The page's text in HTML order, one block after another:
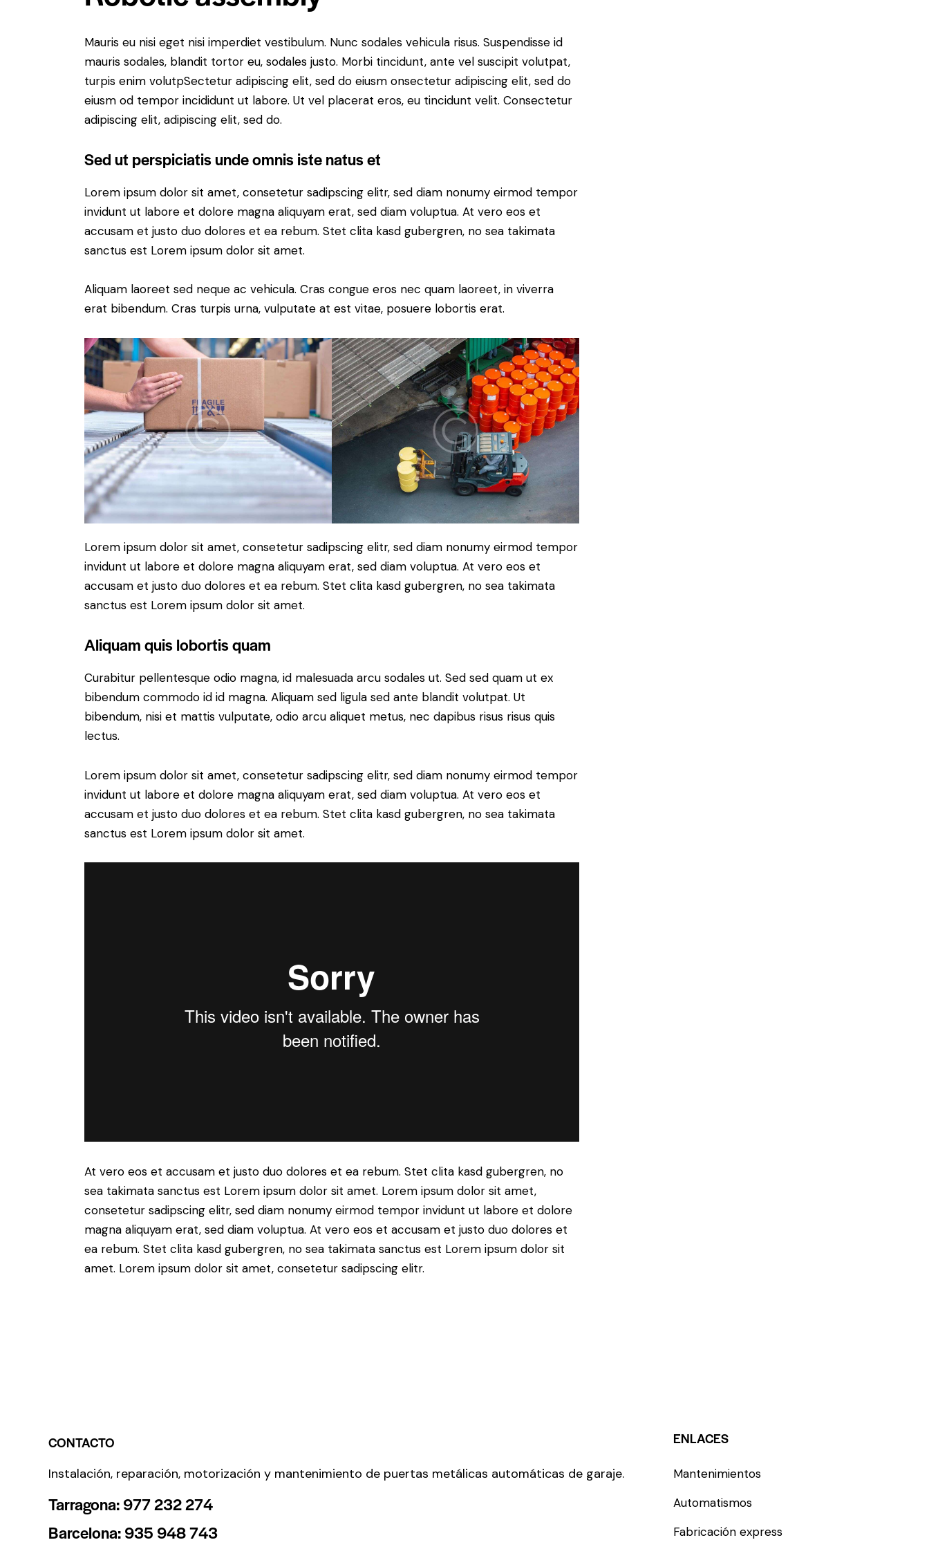
Mauris eu nisi eget nisi imperdiet vestibulum. Nunc sodales vehicula risus. Suspendisse id
mauris sodales, blandit tortor eu, sodales justo. Morbi tincidunt, ante vel suscipit volutpat,
turpis enim volutpSectetur adipiscing elit, sed do eiusm onsectetur adipiscing elit, sed do
eiusm od tempor incididunt ut labore. Ut vel placerat eros, eu tincidunt velit. Consectetur
adipiscing elit, adipiscing elit, sed do.
Sed ut perspiciatis unde omnis iste natus et
Lorem ipsum dolor sit amet, consetetur sadipscing elitr, sed diam nonumy eirmod tempor
invidunt ut labore et dolore magna aliquyam erat, sed diam voluptua. At vero eos et
accusam et justo duo dolores et ea rebum. Stet clita kasd gubergren, no sea takimata
sanctus est Lorem ipsum dolor sit amet.
Aliquam laoreet sed neque ac vehicula. Cras congue eros nec quam laoreet, in viverra
erat bibendum. Cras turpis urna, vulputate at est vitae, posuere lobortis erat.
Lorem ipsum dolor sit amet, consetetur sadipscing elitr, sed diam nonumy eirmod tempor
invidunt ut labore et dolore magna aliquyam erat, sed diam voluptua. At vero eos et
accusam et justo duo dolores et ea rebum. Stet clita kasd gubergren, no sea takimata
sanctus est Lorem ipsum dolor sit amet.
Aliquam quis lobortis quam
Curabitur pellentesque odio magna, id malesuada arcu sodales ut. Sed sed quam ut ex
bibendum commodo id id magna. Aliquam sed ligula sed ante blandit volutpat. Ut
bibendum, nisi et mattis vulputate, odio arcu aliquet metus, nec dapibus risus risus quis
lectus.
Lorem ipsum dolor sit amet, consetetur sadipscing elitr, sed diam nonumy eirmod tempor
invidunt ut labore et dolore magna aliquyam erat, sed diam voluptua. At vero eos et
accusam et justo duo dolores et ea rebum. Stet clita kasd gubergren, no sea takimata
sanctus est Lorem ipsum dolor sit amet.
At vero eos et accusam et justo duo dolores et ea rebum. Stet clita kasd gubergren, no
sea takimata sanctus est Lorem ipsum dolor sit amet. Lorem ipsum dolor sit amet,
consetetur sadipscing elitr, sed diam nonumy eirmod tempor invidunt ut labore et dolore
magna aliquyam erat, sed diam voluptua. At vero eos et accusam et justo duo dolores et
ea rebum. Stet clita kasd gubergren, no sea takimata sanctus est Lorem ipsum dolor sit
amet. Lorem ipsum dolor sit amet, consetetur sadipscing elitr.
CONTACTO
Instalación, reparación, motorización y mantenimiento de puertas metálicas automáticas de garaje.
Tarragona: 977 232 274
Barcelona: 935 948 743
ENLACES
Mantenimientos
Automatismos
Fabricación express